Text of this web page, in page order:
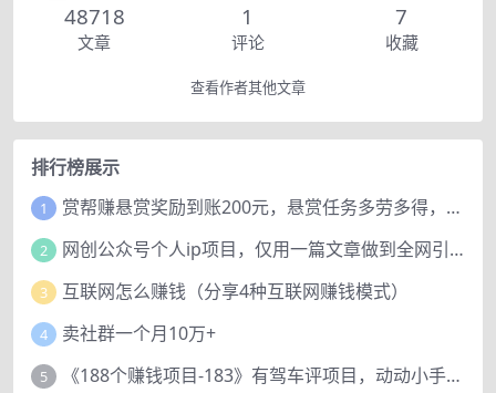
48718
文章
1
评论
7
收藏
查看作者其他文章
排行榜展示
1 赏帮赚悬赏奖励到账200元，悬赏任务多劳多得，人人可做。
2 网创公众号个人ip项目，仅用一篇文章做到全网引流！
3 互联网怎么赚钱（分享4种互联网赚钱模式）
4 卖社群一个月10万+
5 《188个赚钱项目-183》有驾车评项目，动动小手，复制粘贴赚44元！